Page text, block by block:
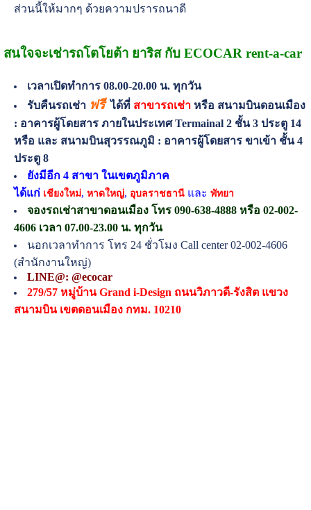
ส่วนนี้ให้มากๆ ด้วยความปรารถนาดี
สนใจจะเช่ารถโตโยต้า ยาริส กับ ECOCAR rent-a-car
เวลาเปิดทำการ 08.00-20.00 น. ทุกวัน
รับคืนรถเช่า ฟรีได้ที่ สาขารถเช่าหรือ สนามบินดอนเมือง
: อาคารผู้โดยสาร ภายในประเทศ Termainal 2 ชั้น 3 ประตู 14
หรือ และ สนามบินสุวรรณภูมิ : อาคารผู้โดยสาร ขาเข้า ชั้น 4
ประตู 8
ยังมีอีก 4 สาขา ในเขตภูมิภาค
ได้แก่ เชียงใหม่, หาดใหญ่, อุบลราชธานีและ พัทยา
จองรถเช่าสาขาดอนเมือง โทร 090-638-4888 หรือ 02-002-
4606 เวลา 07.00-23.00 น. ทุกวัน
นอกเวลาทำการ โทร 24 ชั่วโมง Call center 02-002-4606
(สำนักงานใหญ่)
LINE@: @ecocar
279/57 หมู่บ้าน Grand i-Design ถนนวิภาวดี-รังสิต แขวง
สนามบิน เขตดอนเมือง กทม. 10210